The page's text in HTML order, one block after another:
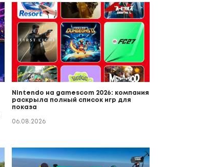
Nintendo на gamescom 2026: компания
раскрыла полный список игр для
показа
06.08.2026